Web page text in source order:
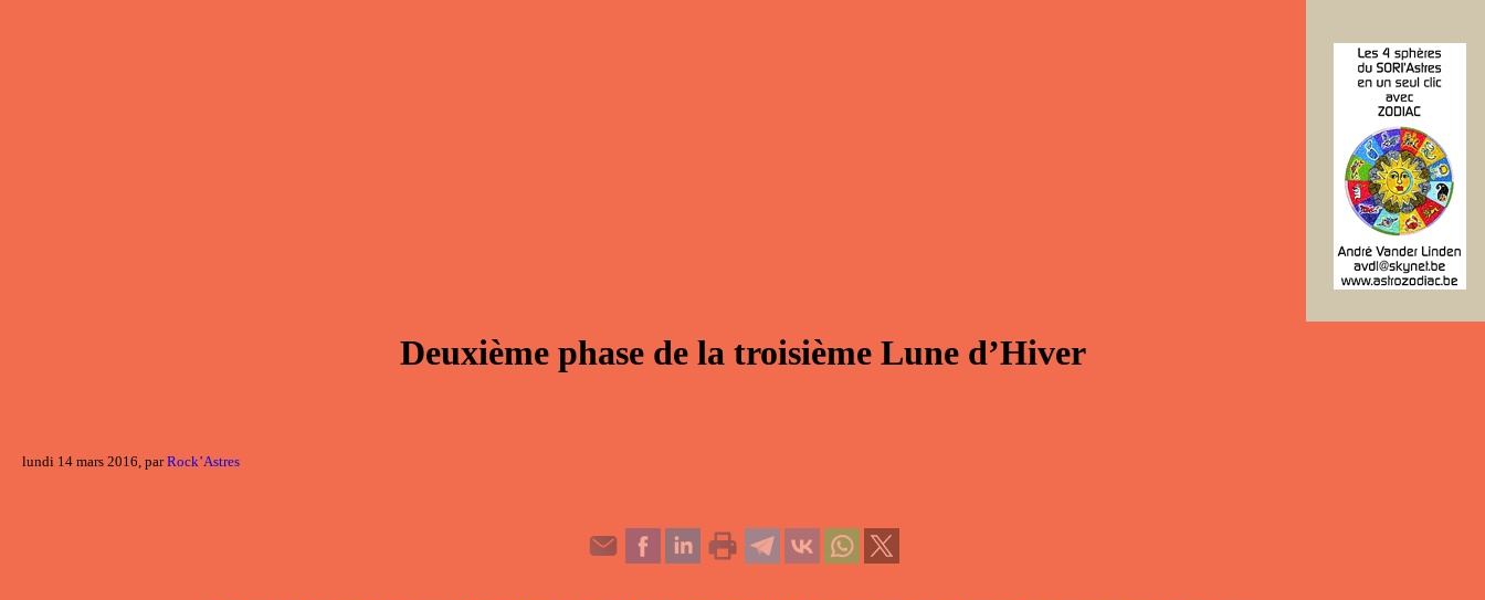
Deuxième phase de la troisième Lune d’Hiver
lundi 14 mars 2016, parRock’Astres